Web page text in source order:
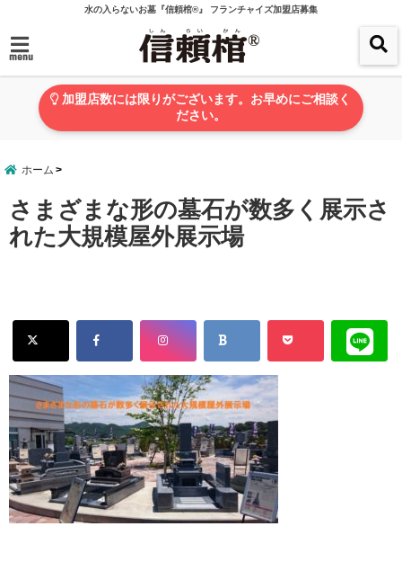
水の入らないお墓『信頼棺®』 フランチャイズ加盟店募集
menu
加盟店数には限りがございます。お早めにご相談く
ださい。
ホーム
さまざまな形の墓石が数多く展示さ
れた大規模屋外展示場